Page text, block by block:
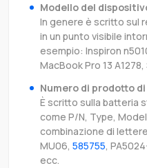
Modello del
In genere è scritto sul
in un punto visibile
esempio: Inspiron
MacBook Pro 13
Numero di prodotto
È scritto sulla batteria
come P/N, Type,
combinazione di lettere
MU06, 585755,
ecc.